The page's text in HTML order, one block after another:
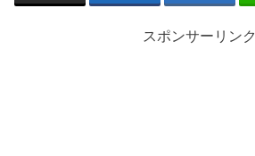
スポンサーリンク